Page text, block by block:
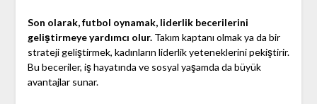
Son olarak, futbol oynamak, liderlik becerilerini
geliştirmeye yardımcı olur.Takım kaptanı olmak ya da bir
strateji geliştirmek, kadınların liderlik yeteneklerini pekiştirir.
Bu beceriler, iş hayatında ve sosyal yaşamda da büyük
avantajlar sunar.